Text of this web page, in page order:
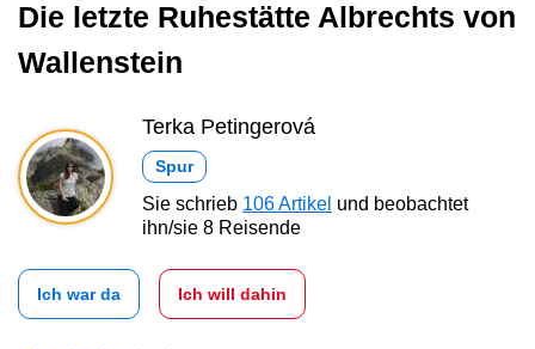
Die letzte Ruhestätte Albrechts von
Wallenstein
Terka Petingerová
Spur
Sie schrieb 106 Artikel und beobachtet
ihn/sie 8 Reisende
Ich war da Ich will dahin